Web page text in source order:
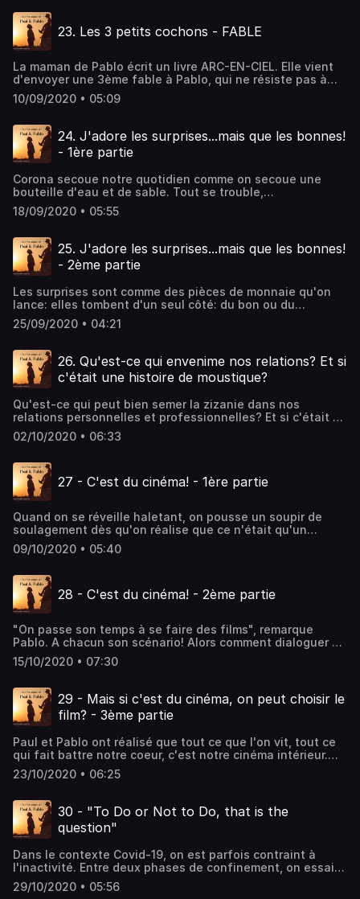
Mais comme toutes les limites, ces limites-là ont leurs
limites. La carte n'est pas le territoire! Paul et Pablo font
un tour du côté des abeilles qui piquent et des
23. Les 3 petits cochons - FABLE
La maman de Pablo écrit un livre ARC-EN-CIEL. Elle vient
d'envoyer une 3ème fable à Pablo, qui ne résiste pas à
l'envie de partager avec vous l'aventure des "3 Petits
Cochons". C'est quand notre trio joue à l'unisson que leur
10/09/2020 • 05:09
24. J'adore les surprises...mais que les bonnes!
- 1ère partie
Corona secoue notre quotidien comme on secoue une
bouteille d'eau et de sable. Tout se trouble,
l'improvisation est de rigueur et les surprises deviennent
notre lot quotidien. Paul réserve à Pablo 2 surprises ....et
faire le tri, choisir celles qu'il accepte et rejeter les autres.
Si vous aimez les surprises, écoutez Paul, dans cette
première partie de l'histoire. Vous n'êtes pas au bout de
18/09/2020 • 05:55
25. J'adore les surprises...mais que les bonnes!
- 2ème partie
Les surprises sont comme des pièces de monnaie qu'on
lance: elles tombent d'un seul côté: du bon ou du
mauvais! Mais quel que soit le côté qui nous fait face, la
pièce, elle, reste entière et inchangée. Surprenante la Vie,
surprises de la Vie, écoutez Pablo et Isabelle...et laissez-
vous surprendre par l'éclairage de ce nouveau paradigme.
25/09/2020 • 04:21
26. Qu'est-ce qui envenime nos relations? Et si
c'était une histoire de moustique?
Qu'est-ce qui peut bien semer la zizanie dans nos
relations personnelles et professionnelles? Et si c'était un
moustique qui était responsable de notre irritation. Quand
un moustique nous pique, c'est la piqûre qui nous
le doute nous irrite, c'est cette pensée urticante qui nous
démange. En effet, les circonstances de la piqûre comme
celles des pensées qui germent dans notre esprit ne sont
train de tirer les leçons du moustique. Si vous voulez en
savoir plus, écoutez-les!
02/10/2020 • 06:33
27 - C'est du cinéma! - 1ère partie
Quand on se réveille haletant, on pousse un soupir de
soulagement dès qu'on réalise que ce n'était qu'un
cauchemar. Dans ces moments-là, nos rêves ont l'air bien
plus réels que notre seule réalité, celle d'être au lit,
qu'on n'en est conscient? Je vous invite, avec Paul et
Pablo, à explorer ce qui fait notre réalité, celle qu'on croit
vivre et qui nous fait palpiter. Vous êtes prêts? Que la
09/10/2020 • 05:40
28 - C'est du cinéma! - 2ème partie
"On passe son temps à se faire des films", remarque
Pablo. A chacun son scénario! Alors comment dialoguer et
se comprendre si l'on ne parle même pas de la même
histoire? Et si la source de tous nos conflits était un vaste
chacun hausse le ton pour se faire entendre? Pablo
aimerait pouvoir ouvrir une porte entre nos salles de
cinéma pour voir un peu à quoi ressemble la réalité de
porte. Ecoutez-le!
15/10/2020 • 07:30
29 - Mais si c'est du cinéma, on peut choisir le
film? - 3ème partie
Paul et Pablo ont réalisé que tout ce que l'on vit, tout ce
qui fait battre notre coeur, c'est notre cinéma intérieur.
C'est comme au cinéma d'ailleurs, où l'on vit l'histoire
projetée au point d'oublier que notre seule réalité-vraie,
se demande: "Si notre vie, c’est rien que de cinéma, est-
ce qu’on peut choisir le film?" Dans cet épisode, Paul et
Pablo essaient d'y voir plus clair dans leur cinéma
émotions.
23/10/2020 • 06:25
30 - "To Do or Not to Do, that is the
question"
Dans le contexte Covid-19, on est parfois contraint à
l'inactivité. Entre deux phases de confinement, on essaie
de mettre les bouchées doubles pour rattraper le temps
perdu. Souvent nous culpabilisons pendant les phases
29/10/2020 • 05:56